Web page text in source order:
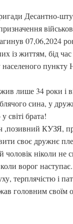
Десантно-
07,06,2024
із життям, бід
пункту
лише 34 роки і
сина, у
світі брата!
,позивний КУЗЯ,
своє дружнє
ніколи не
ворог наступає.
терплячістю і
головним своїм